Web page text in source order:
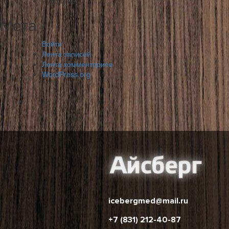
Мета
Войти
Лента записей
Лента комментариев
WordPress.org
icebergmed@mail.ru
+7 (831) 212-40-87